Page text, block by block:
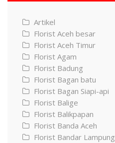
Artikel
Florist Aceh besar
Florist Aceh Timur
Florist Agam
Florist Badung
Florist Bagan batu
Florist Bagan Siapi-api
Florist Balige
Florist Balikpapan
Florist Banda Aceh
Florist Bandar Lampung